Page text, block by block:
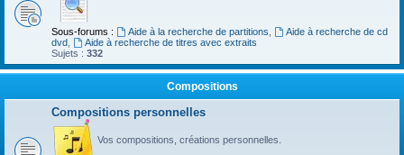
Sous-forums : Aide à la recherche de partitions
Aide à recherche de cd
dvd
Aide à recherche de titres avec extraits
Sujets : 332
Compositions
Compositions personnelles
Vos compositions, créations personnelles.